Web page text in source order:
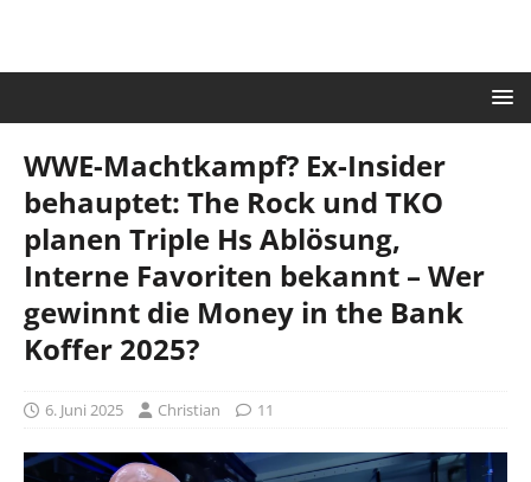
WWE-Machtkampf? Ex-Insider
behauptet: The Rock und TKO
planen Triple Hs Ablösung,
Interne Favoriten bekannt – Wer
gewinnt die Money in the Bank
Koffer 2025?
6. Juni 2025 Christian 11